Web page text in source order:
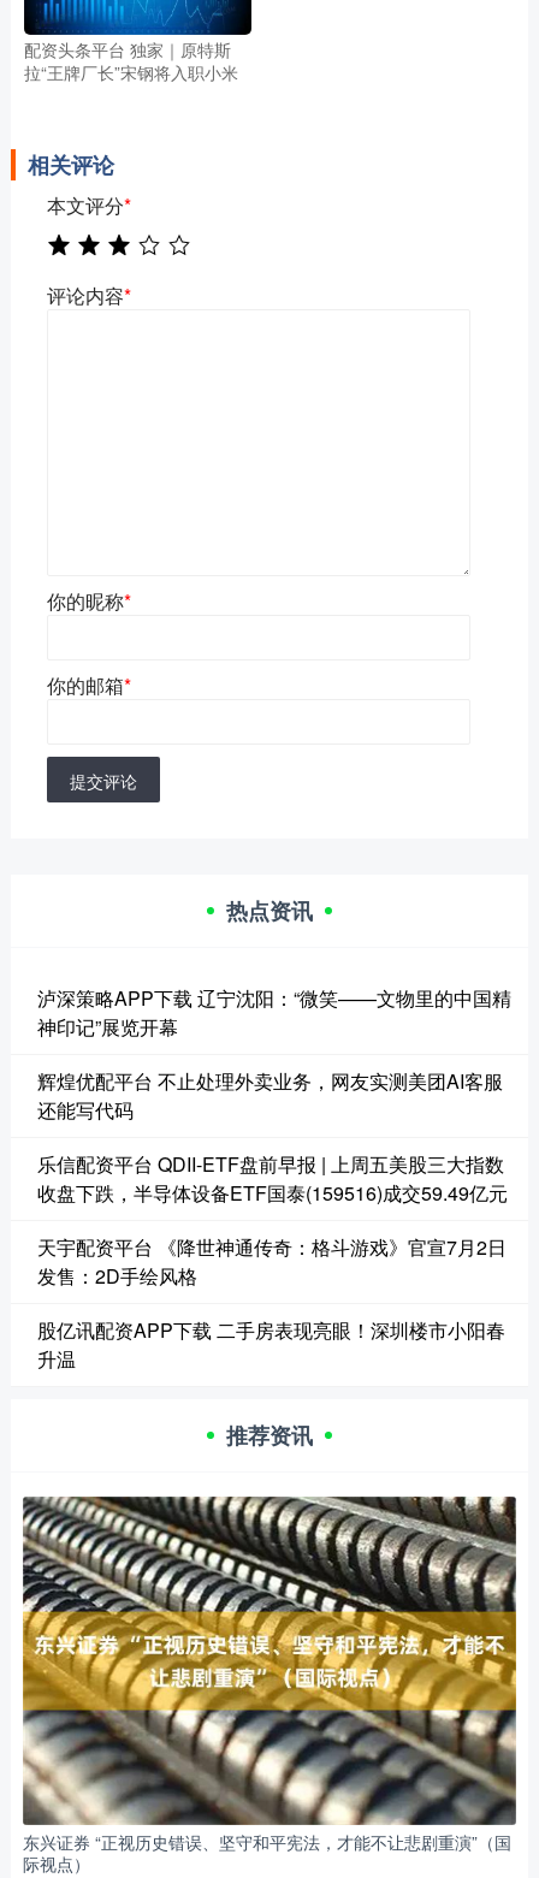
配资头条平台 独家｜原特斯
拉“王牌厂长”宋钢将入职小米
相关评论
本文评分*
评论内容*
你的昵称*
你的邮箱*
提交评论
热点资讯
泸深策略APP下载 辽宁沈阳：“微笑——文物里的中国精
神印记”展览开幕
辉煌优配平台 不止处理外卖业务，网友实测美团AI客服
还能写代码
乐信配资平台 QDII-ETF盘前早报 | 上周五美股三大指数
收盘下跌，半导体设备ETF国泰(159516)成交59.49亿元
天宇配资平台 《降世神通传奇：格斗游戏》官宣7月2日
发售：2D手绘风格
股亿讯配资APP下载 二手房表现亮眼！深圳楼市小阳春
升温
推荐资讯
东兴证券 “正视历史错误、坚守和平宪法，才能不让悲剧重演”（国
际视点）